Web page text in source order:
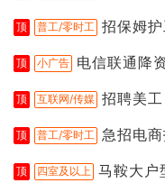
顶 普工/零时工 招保姆
顶 小广告 电信联通降
顶 互联网/传媒 招聘美工
顶 普工/零时工 急招电
顶 四室及以上 马鞍大户